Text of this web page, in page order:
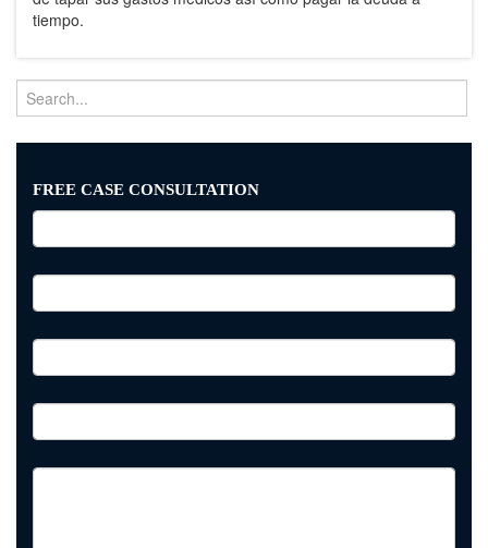
tiempo.
FREE CASE CONSULTATION